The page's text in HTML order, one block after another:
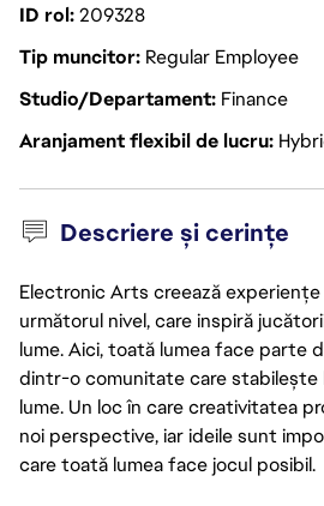
ID rol209328
Tip muncitor Regular Employee
Studio/Departament Finance
Aranjament flexibil de lucru
Descriere și cerințe
Electronic Arts creează
următorul nivel, care inspiră
lume. Aici, toată lumea face parte
dintr-o comunitate care stabilește
lume. Un loc în care creativitatea
noi perspective, iar ideile sunt
care toată lumea face jocul posibil.